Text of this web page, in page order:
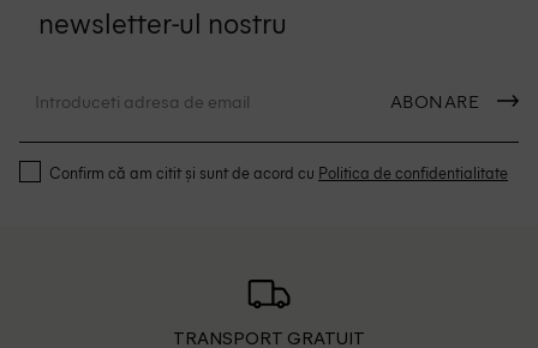
newsletter-ul nostru
ABONARE
Confirm că am citit și sunt de acord cu Politica de confidentialitate
TRANSPORT GRATUIT